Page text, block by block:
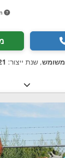
משומש, שנת ייצור: